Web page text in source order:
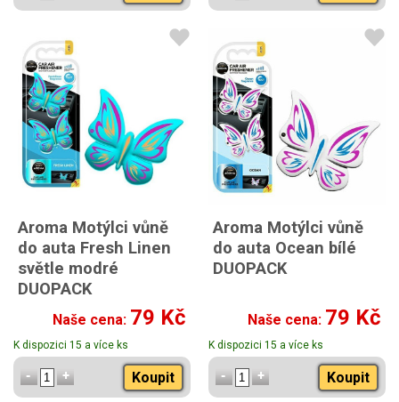
Aroma Motýlci vůně
do auta Fresh Linen
světle modré
DUOPACK
Naše cena: 79 Kč
K dispozici 15 a více ks
Koupit
Aroma Motýlci vůně
do auta Ocean bílé
DUOPACK
Naše cena: 79 Kč
K dispozici 15 a více ks
Koupit